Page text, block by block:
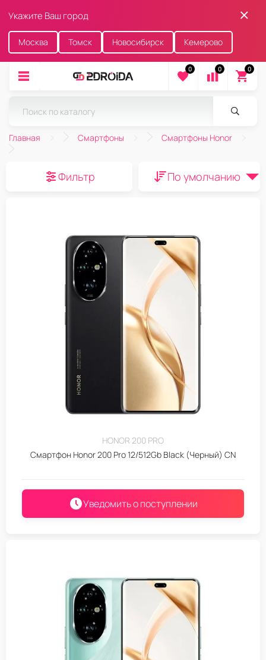
Укажите Ваш город
Москва Томск Новосибирск Кемерово
0 0 0
Главная Смартфоны Смартфоны Honor
Фильтр По умолчанию
HONOR 200 PRO
Смартфон Honor 200 Pro 12/512Gb Black (Черный) CN
Уведомить о поступлении